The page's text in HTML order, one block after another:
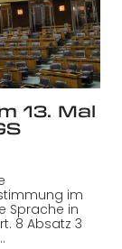
13. Mal
im
Sprache in
8 Absatz 3